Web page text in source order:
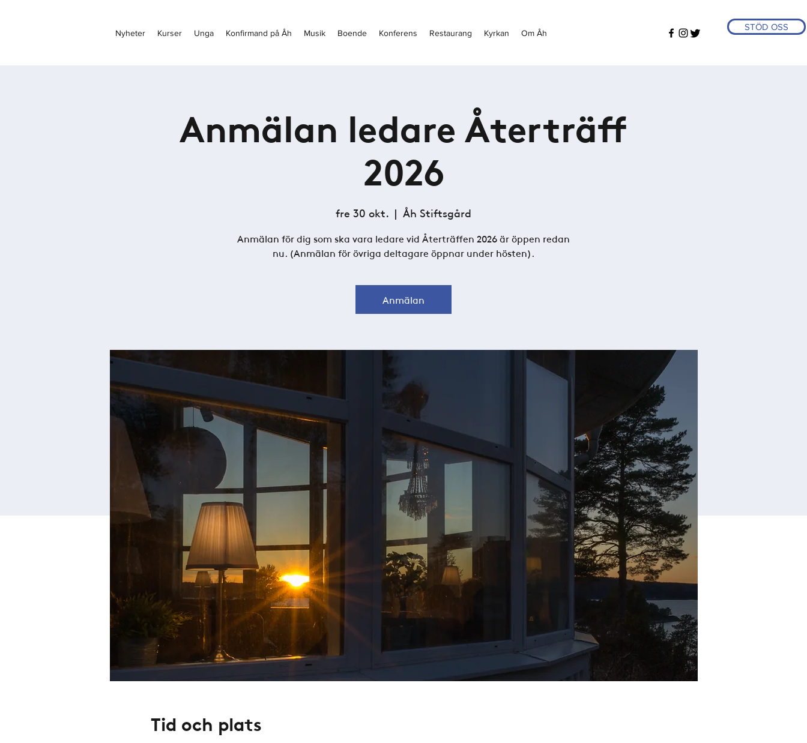
STÖD OSS
Nyheter Kurser Unga Konfirmand på Åh Musik Boende Konferens Restaurang Kyrkan Om Åh
Anmälan ledare Återträff
2026
fre 30 okt.
  |
Åh Stiftsgård
Anmälan för dig som ska vara ledare vid Återträffen 2026 är öppen redan
nu. (Anmälan för övriga deltagare öppnar under hösten).
Anmälan
Tid och plats